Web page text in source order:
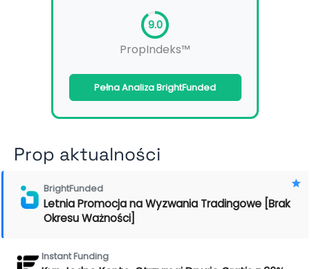
9.0
PropIndeks™
Pełna Analiza BrightFunded
Prop aktualności
BrightFunded
Letnia Promocja na Wyzwania Tradingowe [Brak
Okresu Ważności]
Instant Funding